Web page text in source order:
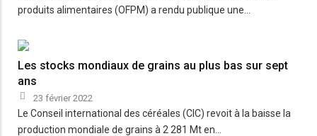
produits alimentaires (OFPM) a rendu publique une…
Les stocks mondiaux de grains au plus bas sur sept
ans
23 février 2022
Le Conseil international des céréales (CIC) revoit à la baisse la
production mondiale de grains à 2 281 Mt en…